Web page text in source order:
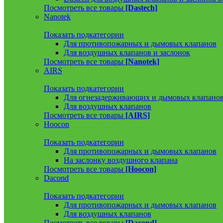
Посмотреть все товары [Dastech]
Nanotek
Показать подкатегории
Для противопожарных и дымовых клапанов
Для воздушных клапанов и заслонок
Посмотреть все товары [Nanotek]
AIRS
Показать подкатегории
Для огнезадерживающих и дымовых
Для воздушных клапанов
Посмотреть все товары [AIRS]
Hoocon
Показать подкатегории
Для противопожарных и дымовых клапанов
На заслонку воздушного клапана
Посмотреть все товары [Hoocon]
Dacond
Показать подкатегории
Для противопожарных и дымовых клапанов
Для воздушных клапанов